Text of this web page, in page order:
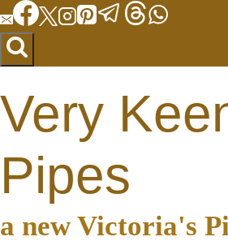
Перейти
до
вмісту
Very
Pipes
a new Victoria's